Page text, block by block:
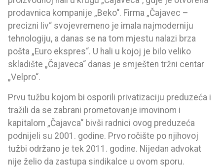
prodavnica kompanije „Beko“. Firma „Čajavec –
precizni liv“ svojevremeno je imala najmoderniju
tehnologiju, a danas se na tom mjestu nalazi brza
pošta „Euro ekspres“. U hali u kojoj je bilo veliko
skladište „Čajaveca“ danas je smješten tržni centar
„Velpro“.
Prvu tužbu kojom bi osporili privatizaciju preduzeća i
tražili da se zabrani prometovanje imovinom i
kapitalom „Čajavca“ bivši radnici ovog preduzeća
podnijeli su 2001. godine. Prvo ročište po njihovoj
tužbi održano je tek 2011. godine. Nijedan advokat
nije želio da zastupa sindikalce u ovom sporu.